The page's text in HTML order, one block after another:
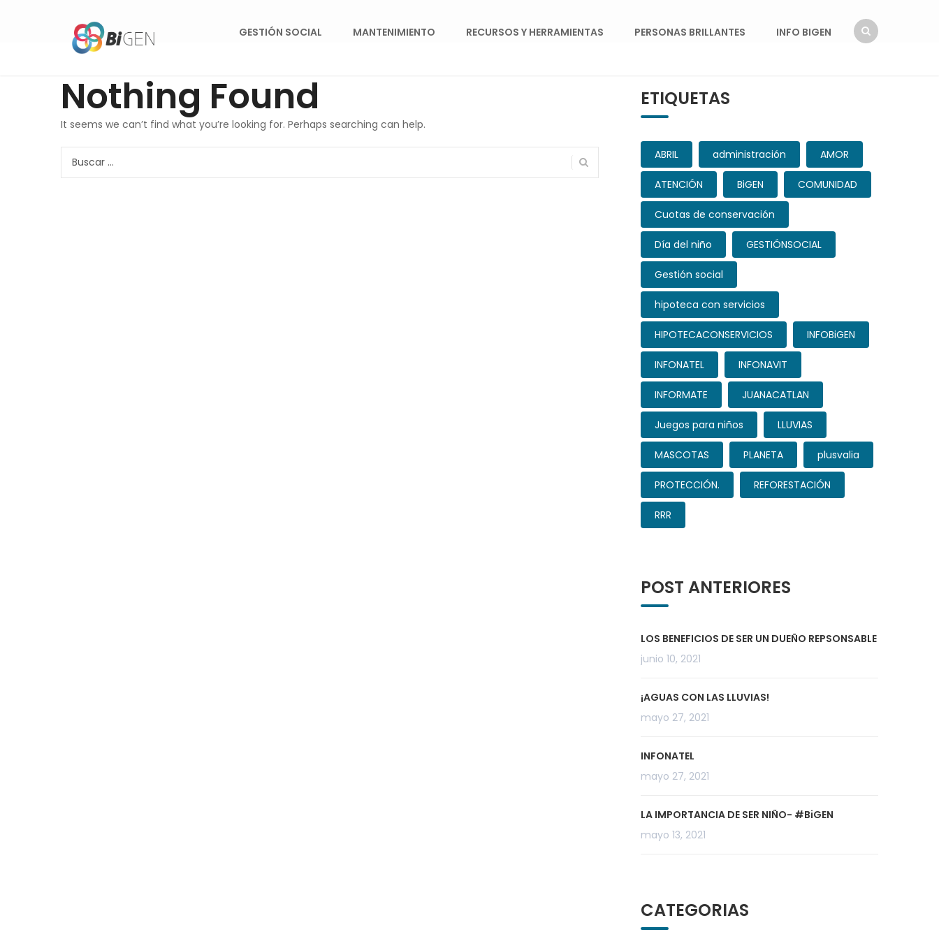
GESTIÓN SOCIAL MANTENIMIENTO RECURSOS Y HERRAMIENTAS PERSONAS BRILLANTES INFO BIGEN
Nothing Found
It seems we can’t find what you’re looking for. Perhaps searching can help.
ETIQUETAS
ABRIL administración AMOR
ATENCIÓN BiGEN COMUNIDAD
Cuotas de conservación
Día del niño GESTIÓNSOCIAL
Gestión social
hipoteca con servicios
HIPOTECACONSERVICIOS INFOBiGEN
INFONATEL INFONAVIT
INFORMATE JUANACATLAN
Juegos para niños LLUVIAS
MASCOTAS PLANETA plusvalia
PROTECCIÓN. REFORESTACIÓN
RRR
POST ANTERIORES
LOS BENEFICIOS DE SER UN DUEÑO REPSONSABLE
junio 10, 2021
¡AGUAS CON LAS LLUVIAS!
mayo 27, 2021
INFONATEL
mayo 27, 2021
LA IMPORTANCIA DE SER NIÑO- #BiGEN
mayo 13, 2021
CATEGORIAS